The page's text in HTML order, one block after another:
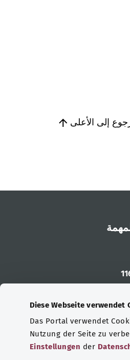
Diese Webseite verwendet
Das Portal verwendet
Nutzung der Seite zu
Einstellungen der
إلى الأعلى